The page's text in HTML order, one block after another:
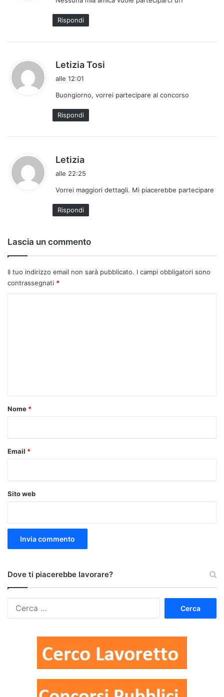
e
Rispondi
Letizia Tosi
e
alle 12:01
Buongiorno, vorrei partecipare al concorso
Rispondi
Letizia
a
e
t
t
:
alle 22:25
Vorrei maggiori dettagli. Mi piacerebbe partecipare
Rispondi
Lascia un commento
Il tuo indirizzo email non sarà pubblicato. I campi obbligatori sono
contrassegnati *
o
Nome *
Email *
Sito web
Dove ti piacerebbe lavorare?